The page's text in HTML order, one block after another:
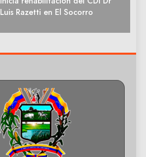
Luis Razetti en El Socorro